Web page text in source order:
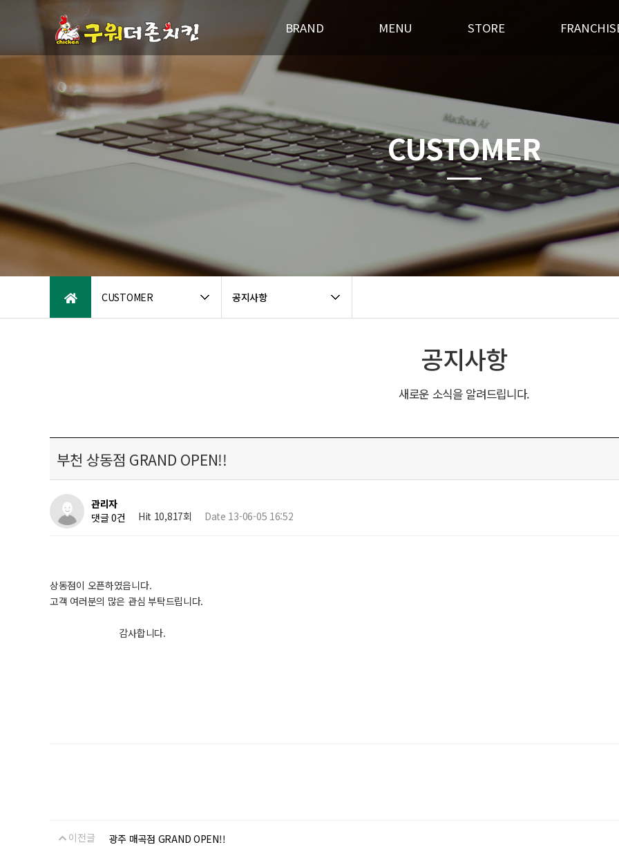
BRAND
브랜드스토리
패밀리브랜드소개
오시는 길
MENU
오븐구이
STORE
인테리어
창업상담
CUSTOMER 공지사항
CUSTOMER
공지사항
새로운 소식을 알려드립니다.
부천 상동점 GRAND OPEN!!
관리자
댓글 0건
Hit 10,817회 Date 13-06-05 16:52
상동점이 오픈하였읍니다.
고객 여러분의 많은 관심 부탁드립니다.
감사합니다.
이전글 광주 매곡점 GRAND OPEN!!